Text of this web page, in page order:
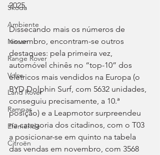
Skoda
Ambiente
Nissan
Range Rover
Volvo
Land Rover
Rampas
Efeméride
Citroën
2025.
Dissecando mais os números de
novembro, encontram-se outros
destaques: pela primeira vez,
automóvel chinês no “top-10” dos
elétricos mais vendidos na Europa (o
BYD Dolphin Surf, com 5632 unidades,
conseguiu precisamente, a 10.ª
posição) e a Leapmotor surpreendeu
na categoria dos citadinos, com o T03
a posicionar-se em quinto na tabela
das vendas em novembro, com 3568